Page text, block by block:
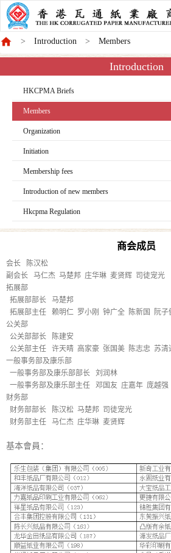
Introduction Members
Introduction
HKCPMA Briefs
Members
Organization
Initiation
Membership fees
Introduction of new members
Hkcpma Regulation
商会成员
会长 陈汉松
副会长 马仁杰 马楚邦 庄华琳 麦贤辉 司徒宠光
拓展部
拓展部部长 马楚邦
拓展部主任 赖明仁 罗小刚 钟广全 陈新国 阮子
公关部
公关部部长 陈建安
公关部主任 许天晴 高家豪 张国美 陈志忠 苏清
一般事务部及康乐部
一般事务部及康乐部部长 刘润林
一般事务部及康乐部主任 邓国友 庄嘉年 庞越
财务部
财务部部长 陈汉松 马楚邦 司徒宠光
财务部主任 马仁杰 庄华琳 麦贤辉
基本會員：